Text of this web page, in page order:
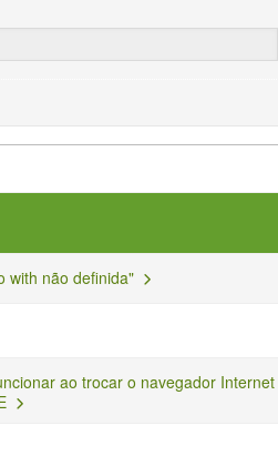
with não definida"
ao trocar o navegador Internet